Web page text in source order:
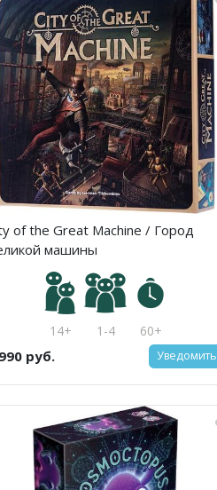
of the Great Machine / Город
машины
14+ 1-4 60+
руб. Уведомить